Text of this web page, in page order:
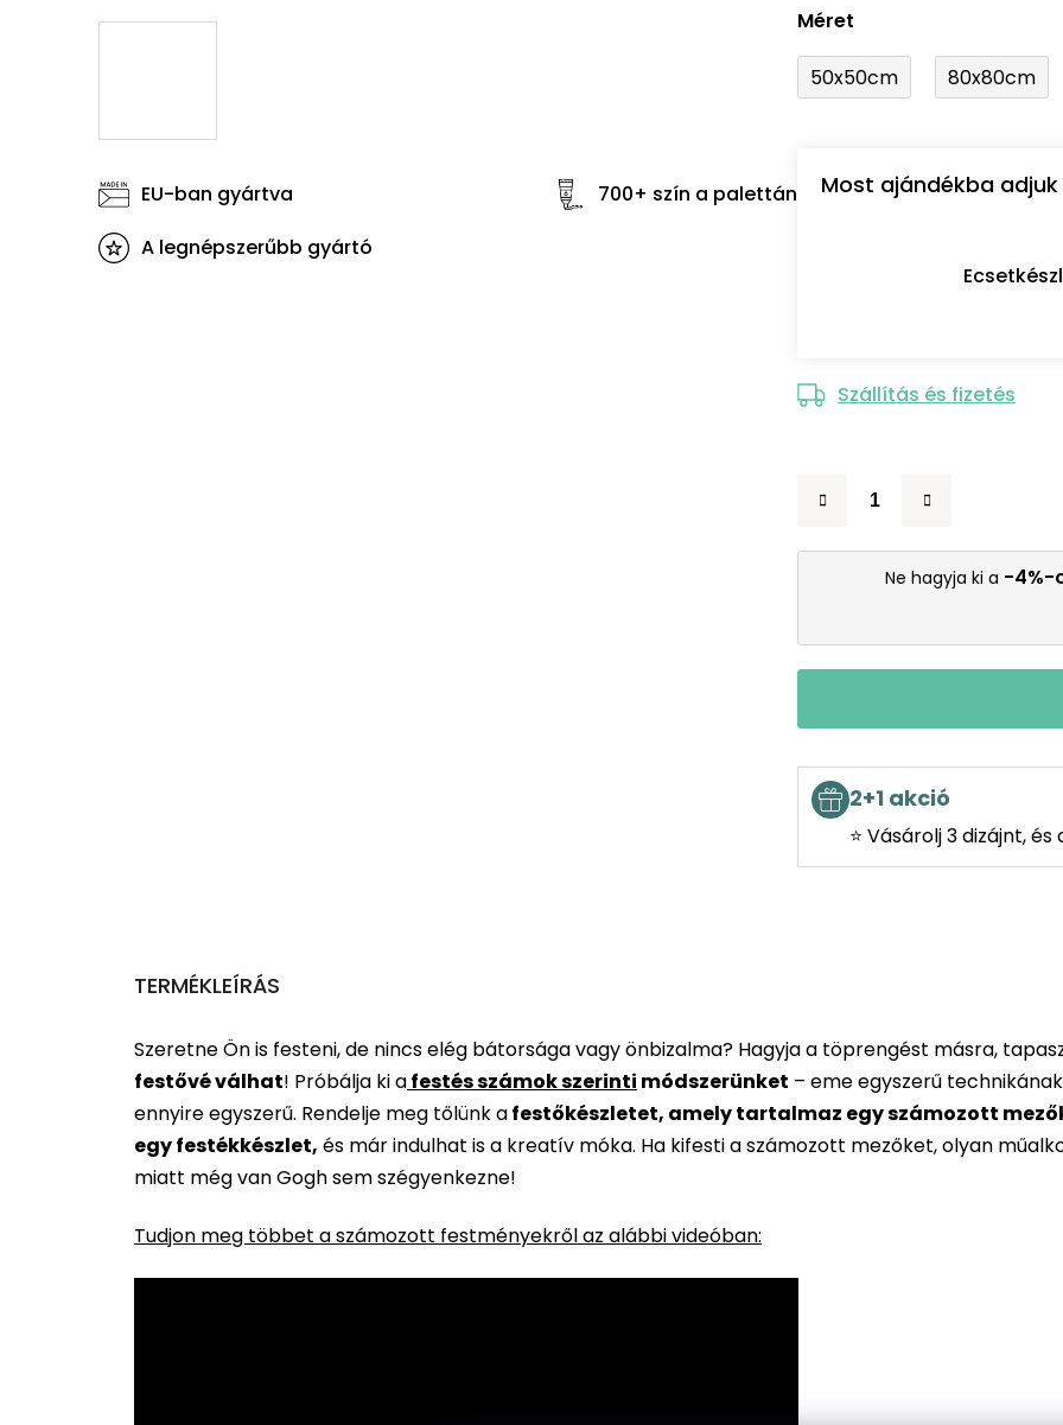
Méret
50x50cm 80x80cm
Most ajándékba
Szállítás és fizetés
Ne hagyja ki a -4%-
2+1 akció
⭐ Vásárolj 3 dizájnt,
EU-ban gyártva
700+ szín a palettán
A legnépszerűbb gyártó
TERMÉKLEÍRÁS
Szeretne Ön is festeni, de nincs elég bátorsága vagy önbizalma? Hagyja a töprengést másra,
festővé válhat! Próbálja ki afestés számok szerinti módszerünket – eme egyszerű
ennyire egyszerű. Rendelje meg tőlünk afestőkészletet, amely tartalmaz egy számozott
egy festékkészlet, és már indulhat is a kreatív móka. Ha kifesti a számozott mezőket, olyan
miatt még van Gogh sem szégyenkezne!
Tudjon meg többet a számozott festményekről az alábbi videóban: